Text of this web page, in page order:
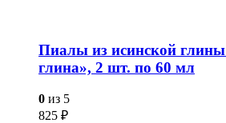
Пиалы из исинской глины
глина», 2 шт. по 60 мл
0 из 5
825 ₽